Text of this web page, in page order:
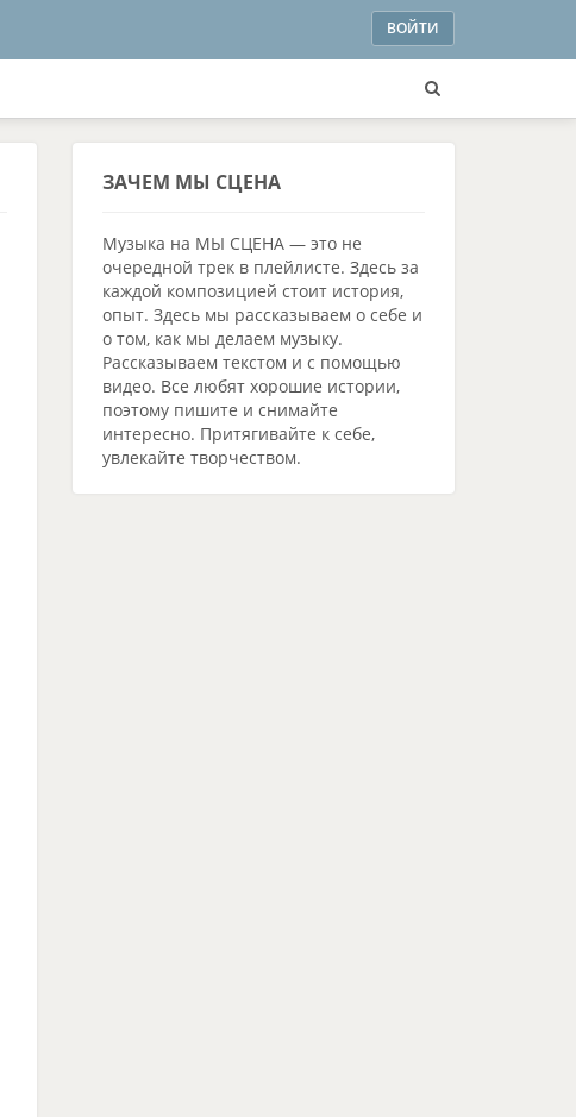
ВОЙТИ
ЗАЧЕМ МЫ СЦЕНА
Музыка на МЫ СЦЕНА — это не
очередной трек в плейлисте. Здесь за
каждой композицией стоит история,
опыт. Здесь мы рассказываем о себе и
о том, как мы делаем музыку.
Рассказываем текстом и с помощью
видео. Все любят хорошие истории,
поэтому пишите и снимайте
интересно. Притягивайте к себе,
увлекайте творчеством.